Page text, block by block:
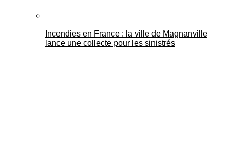
Incendies en France : la ville de Magnanville
lance une collecte pour les sinistrés